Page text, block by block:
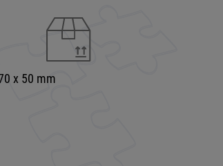
x 50 mm